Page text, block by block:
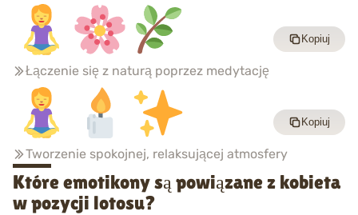
Łączenie się z naturą poprzez medytację
Kopiuj
Tworzenie spokojnej, relaksującej atmosfery
Kopiuj
Które emotikony są powiązane z kobieta
w pozycji lotosu?